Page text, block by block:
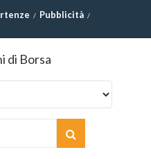
Pubblicità